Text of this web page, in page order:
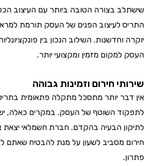
בצורה הטובה ביותר עם העיצוב הכללי
לעיצוב הפנים של העסק תורמת למראה
וחדשנות. השילוב הנכון בין פונקציונליות
מזמין ומקצועי יותר.
חירום וזמינות גבוהה
יותר מתסכל מתקלה פתאומית בתריס
השוטף של העסק. במקרים כאלה, יש צורך
הבעיה בהקדם. חברת חשמלאי יצאת צדיק
מסביב לשעון על מנת להבטיח שאתם לא